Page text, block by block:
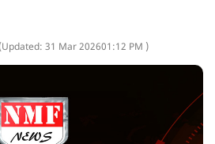
(Updated: 31 Mar 202601:12 PM )